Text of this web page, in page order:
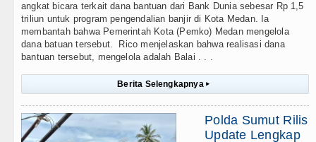
angkat bicara terkait dana bantuan dari Bank Dunia sebesar Rp 1,5
triliun untuk program pengendalian banjir di Kota Medan. Ia
membantah bahwa Pemerintah Kota (Pemko) Medan mengelola
dana batuan tersebut. Rico menjelaskan bahwa realisasi dana
bantuan tersebut, mengelola adalah Balai . . .
Berita Selengkapnya ▸
Polda Sumut Rilis
Update Lengkap